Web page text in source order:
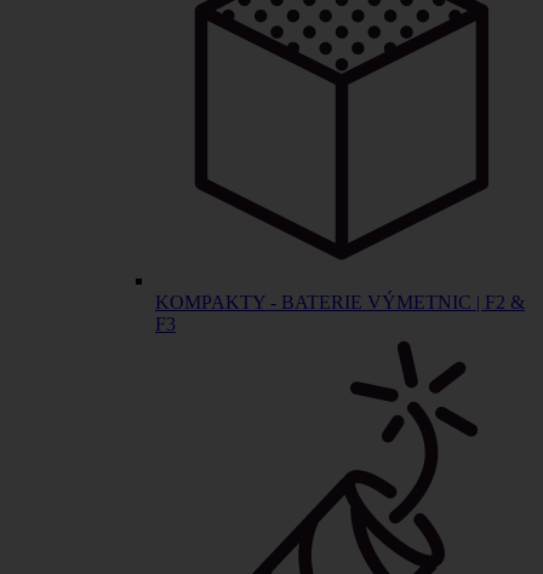
KOMPAKTY - BATERIE VÝMETNIC | F2 &
F3